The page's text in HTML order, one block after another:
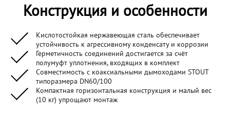
Конструкция и особенности
Кислотостойкая нержавеющая сталь обеспечивает
устойчивость к агрессивному конденсату и коррозии
Герметичность соединений достигается за счёт
полумуфт уплотнения, входящих в комплект
Совместимость с коаксиальными дымоходами STOUT
типоразмера DN60/100
Компактная горизонтальная конструкция и малый вес
(10 кг) упрощают монтаж